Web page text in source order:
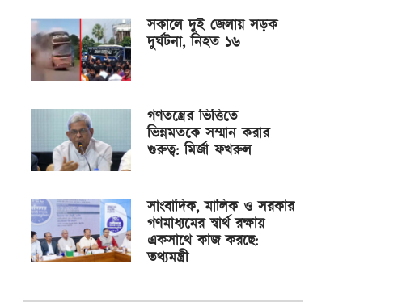
সকালে দুই জেলায় সড়ক
দুর্ঘটনা, নিহত ১৬
গণতন্ত্রের ভিত্তিতে
ভিন্নমতকে সম্মান করার
গুরুত্ব: মির্জা ফখরুল
সাংবাদিক, মালিক ও সরকার
গণমাধ্যমের স্বার্থ রক্ষায়
একসাথে কাজ করছে:
তথ্যমন্ত্রী